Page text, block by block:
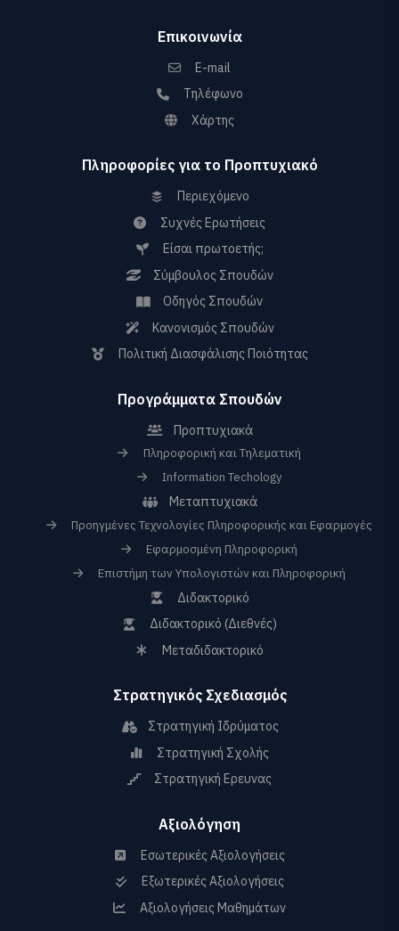
Επικοινωνία
E-mail
Τηλέφωνο
Χάρτης
Πληροφορίες για το Προπτυχιακό
Περιεχόμενο
Συχνές Ερωτήσεις
Είσαι πρωτοετής;
Σύμβουλος Σπουδών
Οδηγός Σπουδών
Κανονισμός Σπουδών
Πολιτική Διασφάλισης Ποιότητας
Προγράμματα Σπουδών
Προπτυχιακά
Πληροφορική και Τηλεματική
Information Techology
Μεταπτυχιακά
Προηγμένες Τεχνολογίες Πληροφορικής και Εφαρμογές
Εφαρμοσμένη Πληροφορική
Επιστήμη των Υπολογιστών και Πληροφορική
Διδακτορικό
Διδακτορικό (Διεθνές)
Μεταδιδακτορικό
Στρατηγικός Σχεδιασμός
Στρατηγική Ιδρύματος
Στρατηγική Σχολής
Στρατηγική Ερευνας
Αξιολόγηση
Εσωτερικές Αξιολογήσεις
Εξωτερικές Αξιολογήσεις
Αξιολογήσεις Μαθημάτων